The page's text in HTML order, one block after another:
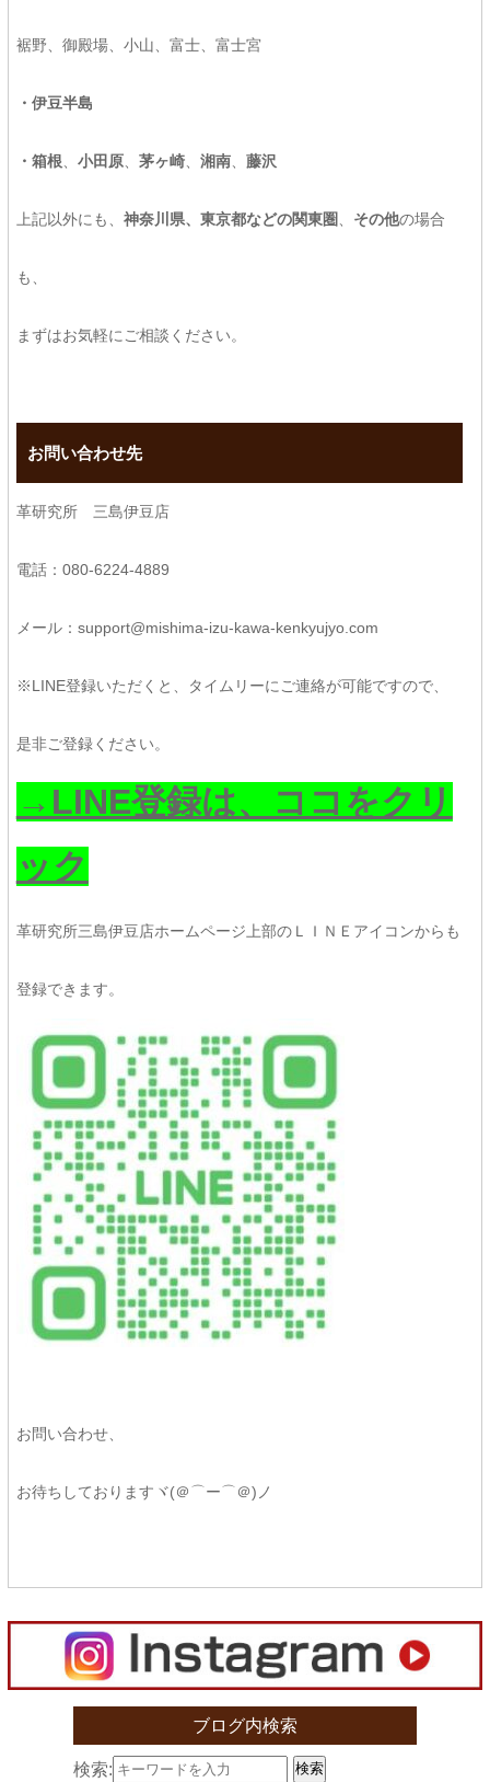
裾野、御殿場、小山、富士、富士宮
・伊豆半島
・箱根 小田原、 茅ヶ崎、 湘南、 藤沢
上記以外にも、 神奈川県、東京都などの関東圏 その他の場合
も、
まずはお気軽にご相談ください。
お問い合わせ先
革研究所 三島伊豆店
電話：080-6224-4889
メール：support@mishima-izu-kawa-kenkyujyo.com
※LINE登録いただくと、タイムリーにご連絡が可能ですので、
是非ご登録ください。
→LINE登録は、ココをクリ
ック
革研究所三島伊豆店ホームページ上部のＬＩＮＥアイコンからも
登録できます。
お問い合わせ、
お待ちしておりますヾ(＠⌒ー⌒＠)ノ
ブログ内検索
検索: 検索